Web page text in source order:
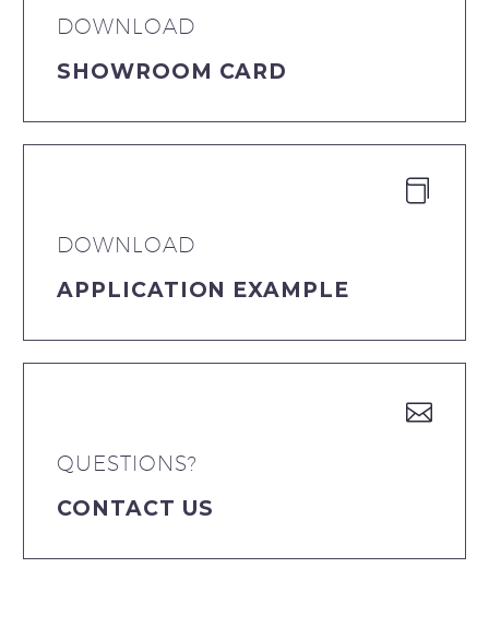
DOWNLOAD
SHOWROOM CARD
DOWNLOAD
APPLICATION EXAMPLE
QUESTIONS?
CONTACT US